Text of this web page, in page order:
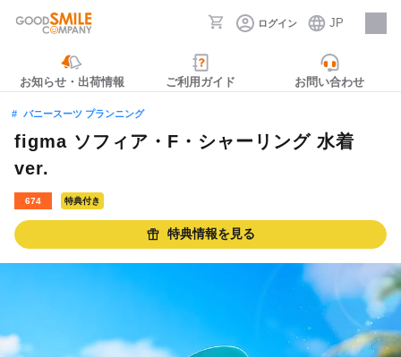
ログイン JP
採用情報
お知らせ・出荷情報 ご利用ガイド お問い合わせ
バニースーツ プランニング
figma ソフィア・F・シャーリング 水着
ver.
674 特典付き
特典情報を見る